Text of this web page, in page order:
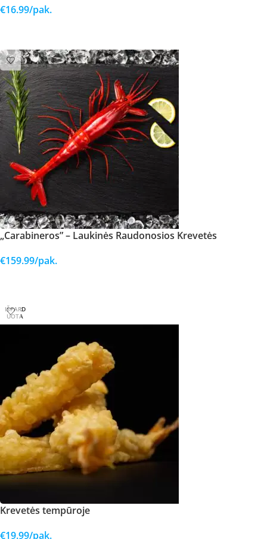
€16.99/pak.
„Carabineros” – Laukinės Raudonosios Krevetės
€159.99/pak.
IŠPARD
UOTA
Krevetės tempūroje
€19.99/pak.